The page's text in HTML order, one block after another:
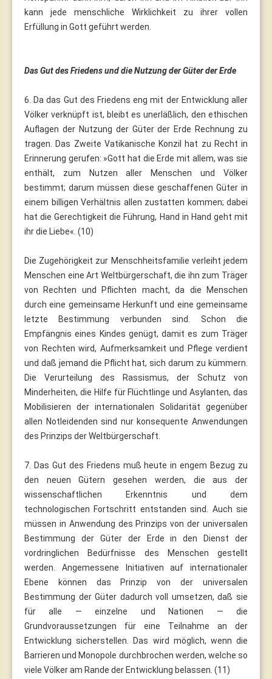
kann jede menschliche Wirklichkeit zu ihrer vollen
Erfüllung in Gott geführt werden.
Das Gut des Friedens und die Nutzung der Güter der Erde
6. Da das Gut des Friedens eng mit der Entwicklung aller
Völker verknüpft ist, bleibt es unerläßlich, den ethischen
Auflagen der Nutzung der Güter der Erde Rechnung zu
tragen. Das Zweite Vatikanische Konzil hat zu Recht in
Erinnerung gerufen: »Gott hat die Erde mit allem, was sie
enthält, zum Nutzen aller Menschen und Völker
bestimmt; darum müssen diese geschaffenen Güter in
einem billigen Verhältnis allen zustatten kommen; dabei
hat die Gerechtigkeit die Führung, Hand in Hand geht mit
ihr die Liebe«. (10)
Die Zugehörigkeit zur Menschheitsfamilie verleiht jedem
Menschen eine Art Weltbürgerschaft, die ihn zum Träger
von Rechten und Pflichten macht, da die Menschen
durch eine gemeinsame Herkunft und eine gemeinsame
letzte Bestimmung verbunden sind. Schon die
Empfängnis eines Kindes genügt, damit es zum Träger
von Rechten wird, Aufmerksamkeit und Pflege verdient
und daß jemand die Pflicht hat, sich darum zu kümmern.
Die Verurteilung des Rassismus, der Schutz von
Minderheiten, die Hilfe für Flüchtlinge und Asylanten, das
Mobilisieren der internationalen Solidarität gegenüber
allen Notleidenden sind nur konsequente Anwendungen
des Prinzips der Weltbürgerschaft.
7. Das Gut des Friedens muß heute in engem Bezug zu
den neuen Gütern gesehen werden, die aus der
wissenschaftlichen Erkenntnis und dem
technologischen Fortschritt entstanden sind. Auch sie
müssen in Anwendung des Prinzips von der universalen
Bestimmung der Güter der Erde in den Dienst der
vordringlichen Bedürfnisse des Menschen gestellt
werden. Angemessene Initiativen auf internationaler
Ebene können das Prinzip von der universalen
Bestimmung der Güter dadurch voll umsetzen, daß sie
für alle — einzelne und Nationen — die
Grundvoraussetzungen für eine Teilnahme an der
Entwicklung sicherstellen. Das wird möglich, wenn die
Barrieren und Monopole durchbrochen werden, welche so
viele Völker am Rande der Entwicklung belassen. (11)